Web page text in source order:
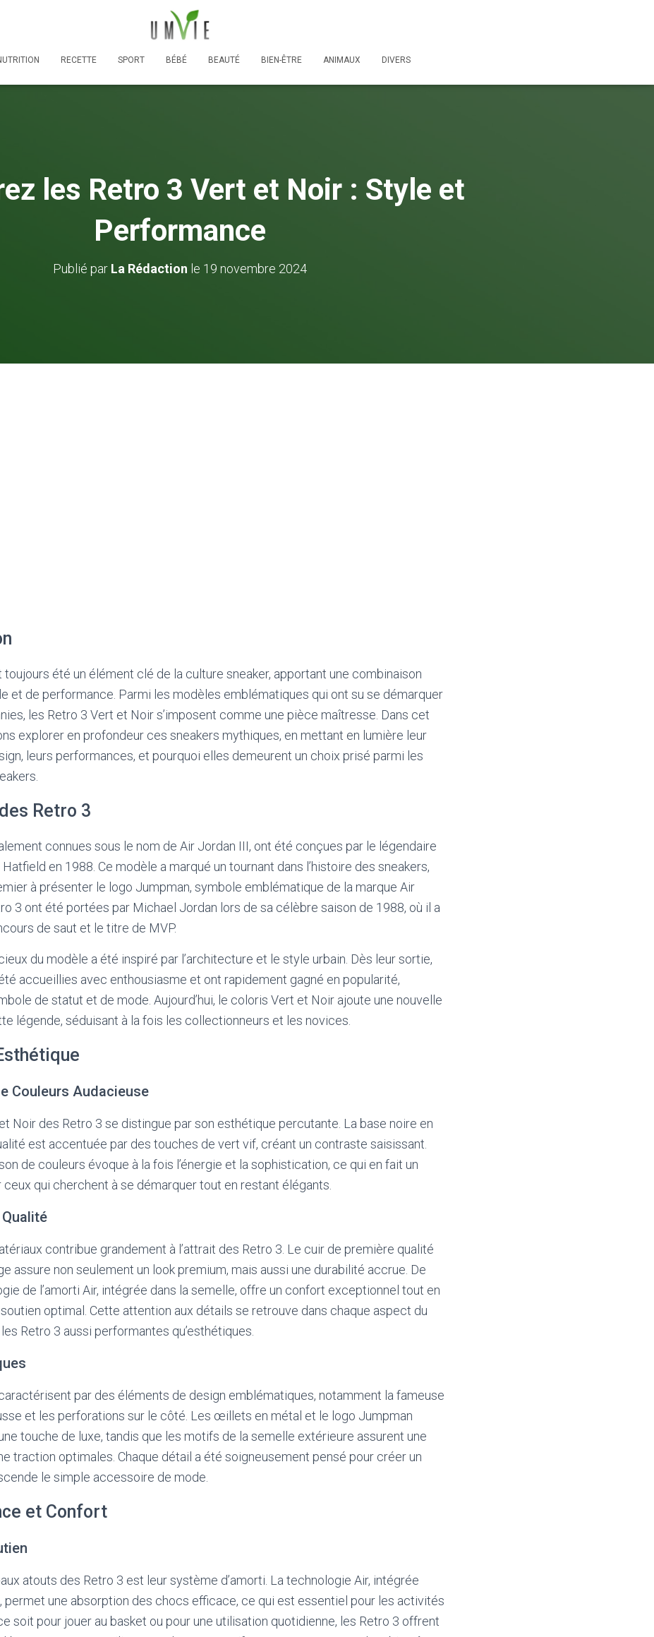
RECETTE SPORT BÉBÉ BEAUTÉ BIEN-ÊTRE ANIMAUX DIVERS
les Retro 3 Vert et Noir : Style et
Performance
Publié par La Rédaction le 19 novembre 2024
toujours été un élément clé de la culture sneaker, apportant une combinaison
et de performance. Parmi les modèles emblématiques qui ont su se démarquer
les Retro 3 Vert et Noir s’imposent comme une pièce maîtresse. Dans cet
explorer en profondeur ces sneakers mythiques, en mettant en lumière leur
leurs performances, et pourquoi elles demeurent un choix prisé parmi les
Retro 3
connues sous le nom de Air Jordan III, ont été conçues par le légendaire
en 1988. Ce modèle a marqué un tournant dans l’histoire des sneakers,
à présenter le logo Jumpman, symbole emblématique de la marque Air
3 ont été portées par Michael Jordan lors de sa célèbre saison de 1988, où il a
de saut et le titre de MVP.
du modèle a été inspiré par l’architecture et le style urbain. Dès leur sortie,
accueillies avec enthousiasme et ont rapidement gagné en popularité,
de statut et de mode. Aujourd’hui, le coloris Vert et Noir ajoute une nouvelle
légende, séduisant à la fois les collectionneurs et les novices.
Couleurs Audacieuse
Noir des Retro 3 se distingue par son esthétique percutante. La base noire en
est accentuée par des touches de vert vif, créant un contraste saisissant.
de couleurs évoque à la fois l’énergie et la sophistication, ce qui en fait un
ceux qui cherchent à se démarquer tout en restant élégants.
contribue grandement à l’attrait des Retro 3. Le cuir de première qualité
assure non seulement un look premium, mais aussi une durabilité accrue. De
de l’amorti Air, intégrée dans la semelle, offre un confort exceptionnel tout en
optimal. Cette attention aux détails se retrouve dans chaque aspect du
Retro 3 aussi performantes qu’esthétiques.
par des éléments de design emblématiques, notamment la fameuse
et les perforations sur le côté. Les œillets en métal et le logo Jumpman
touche de luxe, tandis que les motifs de la semelle extérieure assurent une
traction optimales. Chaque détail a été soigneusement pensé pour créer un
le simple accessoire de mode.
et Confort
atouts des Retro 3 est leur système d’amorti. La technologie Air, intégrée
permet une absorption des chocs efficace, ce qui est essentiel pour les activités
soit pour jouer au basket ou pour une utilisation quotidienne, les Retro 3 offrent